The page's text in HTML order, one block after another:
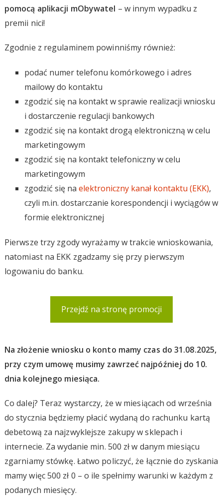
pomocą aplikacji mObywatel – w innym wypadku z
premii nici!
Zgodnie z regulaminem powinniśmy również:
podać numer telefonu komórkowego i adres
mailowy do kontaktu
zgodzić się na kontakt w sprawie realizacji wniosku
i dostarczenie regulacji bankowych
zgodzić się na kontakt drogą elektroniczną w celu
marketingowym
zgodzić się na kontakt telefoniczny w celu
marketingowym
zgodzić się na elektroniczny kanał kontaktu (EKK),
czyli m.in. dostarczanie korespondencji i wyciągów w
formie elektronicznej
Pierwsze trzy zgody wyrażamy w trakcie wnioskowania,
natomiast na EKK zgadzamy się przy pierwszym
logowaniu do banku.
Przejdź na stronę promocji
Na złożenie wniosku o konto mamy czas do 31.08.2025,
przy czym umowę musimy zawrzeć najpóźniej do 10.
dnia kolejnego miesiąca.
Co dalej? Teraz wystarczy, że w miesiącach od września
do stycznia będziemy płacić wydaną do rachunku kartą
debetową za najzwyklejsze zakupy w sklepach i
internecie. Za wydanie min. 500 zł w danym miesiącu
zgarniamy stówkę. Łatwo policzyć, że łącznie do zyskania
mamy więc 500 zł 0 – o ile spełnimy warunki w każdym z
podanych miesięcy.